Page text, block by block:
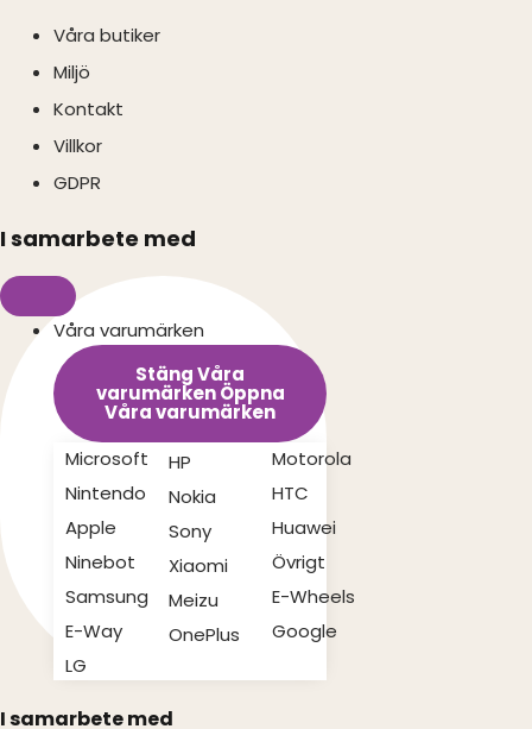
Våra butiker
Miljö
Kontakt
Villkor
GDPR
I samarbete med
Våra varumärken
Stäng Våra
varumärken Öppna
Våra varumärken
Microsoft
Nintendo
Apple
Ninebot
Samsung
E-Way
LG
HP
Nokia
Sony
Xiaomi
Meizu
OnePlus
Motorola
HTC
Huawei
Övrigt
E-Wheels
Google
I samarbete med